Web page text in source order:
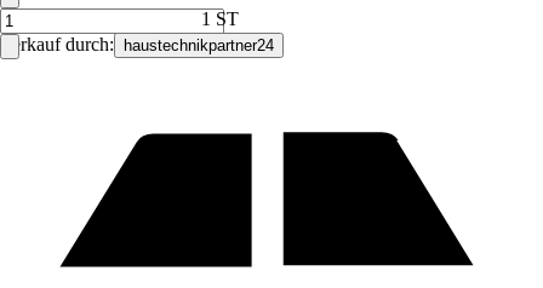
Verkauf durch: haustechnikpartner24
1 ST